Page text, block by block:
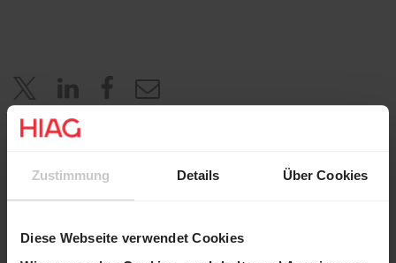
Zustimmung Details Über Cookies
Diese Webseite verwendet Cookies